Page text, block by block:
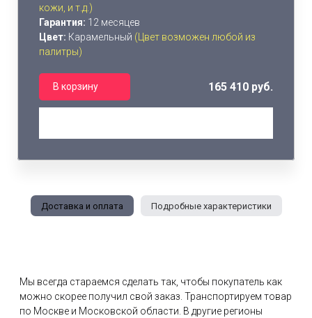
кожи, и т.д.)
Гарантия: 12 месяцев
Цвет: Карамельный (Цвет возможен любой из
палитры)
В корзину 165 410 руб.
Доставка и оплата Подробные характеристики
Мы всегда стараемся сделать так, чтобы покупатель как
можно скорее получил свой заказ. Транспортируем товар
по Москве и Московской области. В другие регионы